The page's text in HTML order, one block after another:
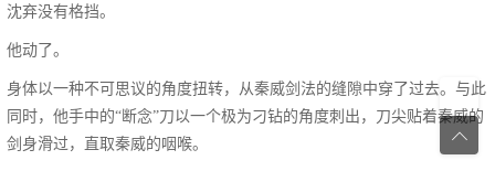
沈弃没有格挡。
他动了。
身体以一种不可思议的角度扭转，从秦威剑法的缝隙中穿了过去。与此
同时，他手中的“断念”刀以一个极为刁钻的角度刺出，刀尖贴着秦威的
剑身滑过，直取秦威的咽喉。
